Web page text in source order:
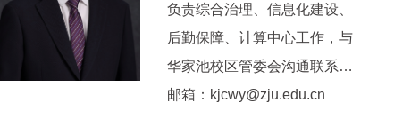
负责综合治理、信息化建设、
后勤保障、计算中心工作，与
华家池校区管委会沟通联系工
作。
邮箱：kjcwy@zju.edu.cn